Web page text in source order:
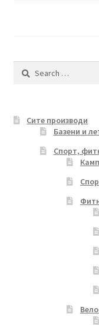
Search
Сите производи
Базени и
Спорт,